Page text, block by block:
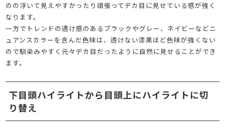
のの浮いて見えやすかったり頑張ってデカ目に見せている感が強く
なります。
一方でトレンドの透け感のあるブラックやグレー、ネイビーなどニ
ュアンスカラーを含んだ色味は、透けない漆黒ほど色味が強くない
ので馴染みやすく元々デカ目だったように自然に見せることができ
ます。
下目頭ハイライトから目頭上にハイライトに切
り替え